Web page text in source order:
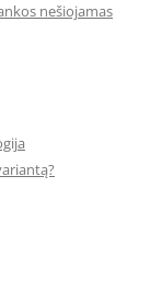
nešiojamas